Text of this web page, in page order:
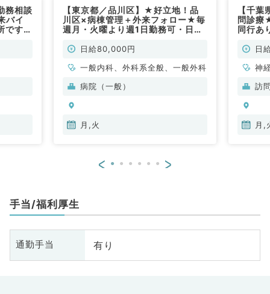
務相談
バイ
です
【東京都／品川区】★好立地！品
川区×病棟管理＋外来フォロー★毎
週月・火曜より週1日勤務可・日給
目不問（内科系・外科系／非常勤）
日給80,000円
一般内科、外科系全般、一般外科
病院（一般）
月,火
【千
問診療
同行あ
／非常
日
神
科
訪
月,
< >
手当/福利厚生
通勤手当 有り